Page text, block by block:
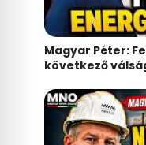
Magyar Péter:
következő